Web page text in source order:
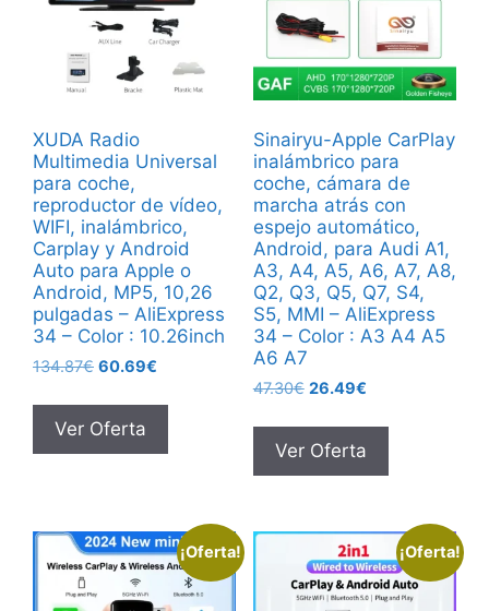
XUDA Radio
Multimedia Universal
para coche,
reproductor de vídeo,
WIFI, inalámbrico,
Carplay y Android
Auto para Apple o
Android, MP5, 10,26
pulgadas – AliExpress
34 – Color : 10.26inch
134.87€ El
original
era:
134.87€.
60.69€
actual
60.69€.
Ver Oferta
Sinairyu-Apple CarPlay
inalámbrico para
coche, cámara de
marcha atrás con
espejo automático,
Android, para Audi A1,
A3, A4, A5, A6, A7, A8,
Q2, Q3, Q5, Q7, S4,
S5, MMI – AliExpress
34 – Color : A3 A4 A5
A6 A7
47.30€ El
original
era:
47.30€.
26.49€El
actual
es:
26.49€.
Ver Oferta
¡Oferta! ¡Oferta!